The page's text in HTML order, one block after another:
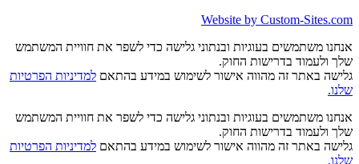
Website by Custom-Sites.com
אנחנו משתמשים בעוגיות ובנתוני גלישה כדי לשפר את חוויית המשתמש
שלך ולעמוד בדרישות החוק.
גלישה באתר זה מהווה אישור לשימוש במידע בהתאם למדיניות הפרטיות
שלנו.
אנחנו משתמשים בעוגיות ובנתוני גלישה כדי לשפר את חוויית המשתמש
שלך ולעמוד בדרישות החוק.
גלישה באתר זה מהווה אישור לשימוש במידע בהתאם למדיניות הפרטיות
שלנו.